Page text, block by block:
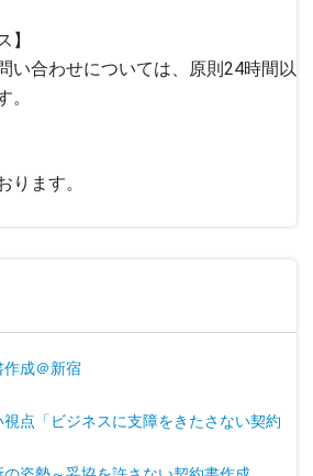
】
い合わせについては、原則24時間以
。
ります。
作成＠新宿
点「ビジネスに支障をきたさない契約